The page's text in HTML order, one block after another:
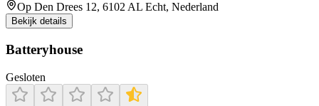
Op Den Drees 12, 6102 AL Echt, Nederland
Bekijk details
Batteryhouse
Gesloten